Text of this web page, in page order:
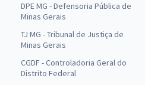
DPE MG - Defensoria Pública de
Minas Gerais
TJ MG - Tribunal de Justiça de
Minas Gerais
CGDF - Controladoria Geral do
Distrito Federal